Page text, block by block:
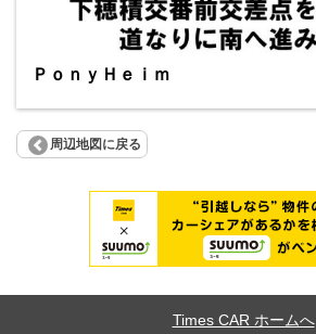
ＰｏｎｙＨｅｉｍ
周辺地図に戻る
Times CAR ホームへ